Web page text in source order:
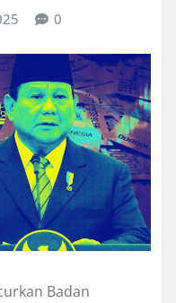
0
Badan